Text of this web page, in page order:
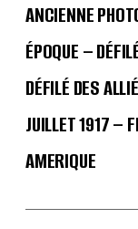
ANCIENNE
ÉPOQUE –
DÉFILÉ DES
JUILLET 1917 –
AMERIQUE